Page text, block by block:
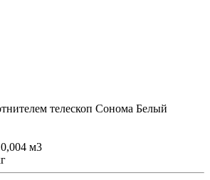
телескоп Сонома Белый
0,004 м3